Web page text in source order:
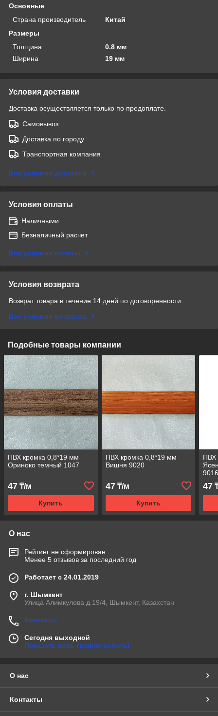
Основные
Страна производитель
Китай
Размеры
Толщина
0.8 мм
Ширина
19 мм
Условия доставки
Доставка осуществляется только по предоплате.
Самовывоз
Доставка по городу
Транспортная компания
Все условия доставки
Условия оплаты
Наличными
Безналичный расчет
Все условия оплаты
Условия возврата
Возврат товара в течение 14 дней по договоренности
Все условия возврата
Подобные товары компании
ПВХ кромка 0,8*19 мм
Ориноко темный 1047
47 ₸/м
Купить
ПВХ кромка 0,8*19 мм
Вишня 9020
47₸/м
Купить
ПВХ
47
О нас
Рейтинг не сформирован
Менее 5 отзывов за последний год
Работает с 24.01.2019
г. Шымкент
Улица Алимкулова д.19/4, Шымкент, Казахстан
Контакты
Сегодня выходной
Показать весь график работы
О нас
Контакты